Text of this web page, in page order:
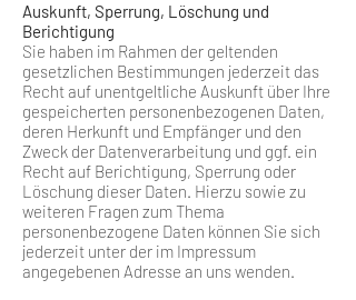
Auskunft, Sperrung, Löschung und
Berichtigung
Sie haben im Rahmen der geltenden
gesetzlichen Bestimmungen jederzeit das
Recht auf unentgeltliche Auskunft über Ihre
gespeicherten personenbezogenen Daten,
deren Herkunft und Empfänger und den
Zweck der Datenverarbeitung und ggf. ein
Recht auf Berichtigung, Sperrung oder
Löschung dieser Daten. Hierzu sowie zu
weiteren Fragen zum Thema
personenbezogene Daten können Sie sich
jederzeit unter der im Impressum
angegebenen Adresse an uns wenden.